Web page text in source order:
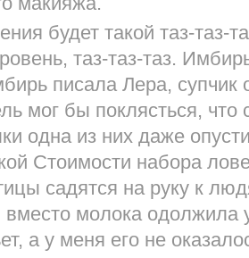
будет такой таз-таз-
таз-таз-таз.
писала Лера, супчик
мог бы поклясться, что
одна из них даже
Стоимости набора
садятся на руку к
вместо молока одолжила
а у меня его не